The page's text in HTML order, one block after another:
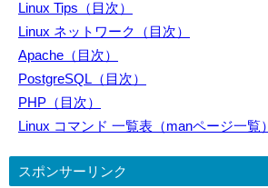
Linux Tips（目次）
Linux ネットワーク（目次）
Apache（目次）
PostgreSQL（目次）
PHP（目次）
Linux コマンド 一覧表（manページ一覧）
スポンサーリンク